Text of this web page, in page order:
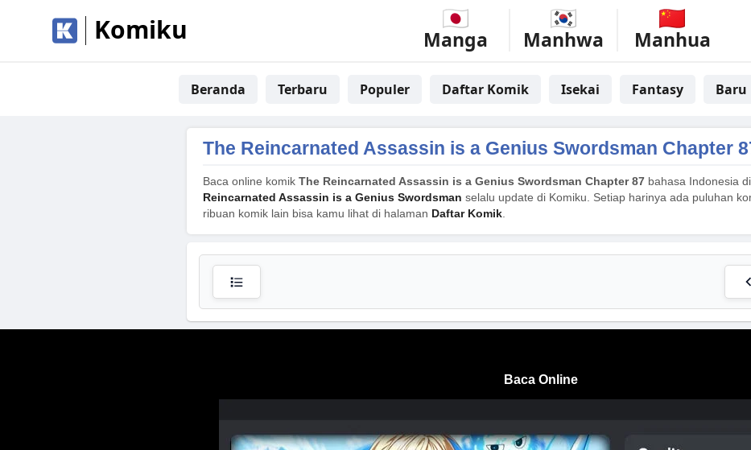
Komiku Manga Manhwa Manhua
Beranda Terbaru Populer Daftar Komik Isekai Fantasy Baru
The Reincarnated Assassin is a Genius Swordsman Chapter
Baca online komik The Reincarnated Assassin is a Genius Swordsman Chapter 87 bahasa Indonesia di
Reincarnated Assassin is a Genius Swordsman selalu update di Komiku. Setiap harinya ada puluhan
ribuan komik lain bisa kamu lihat di halaman Daftar Komik.
Baca Online